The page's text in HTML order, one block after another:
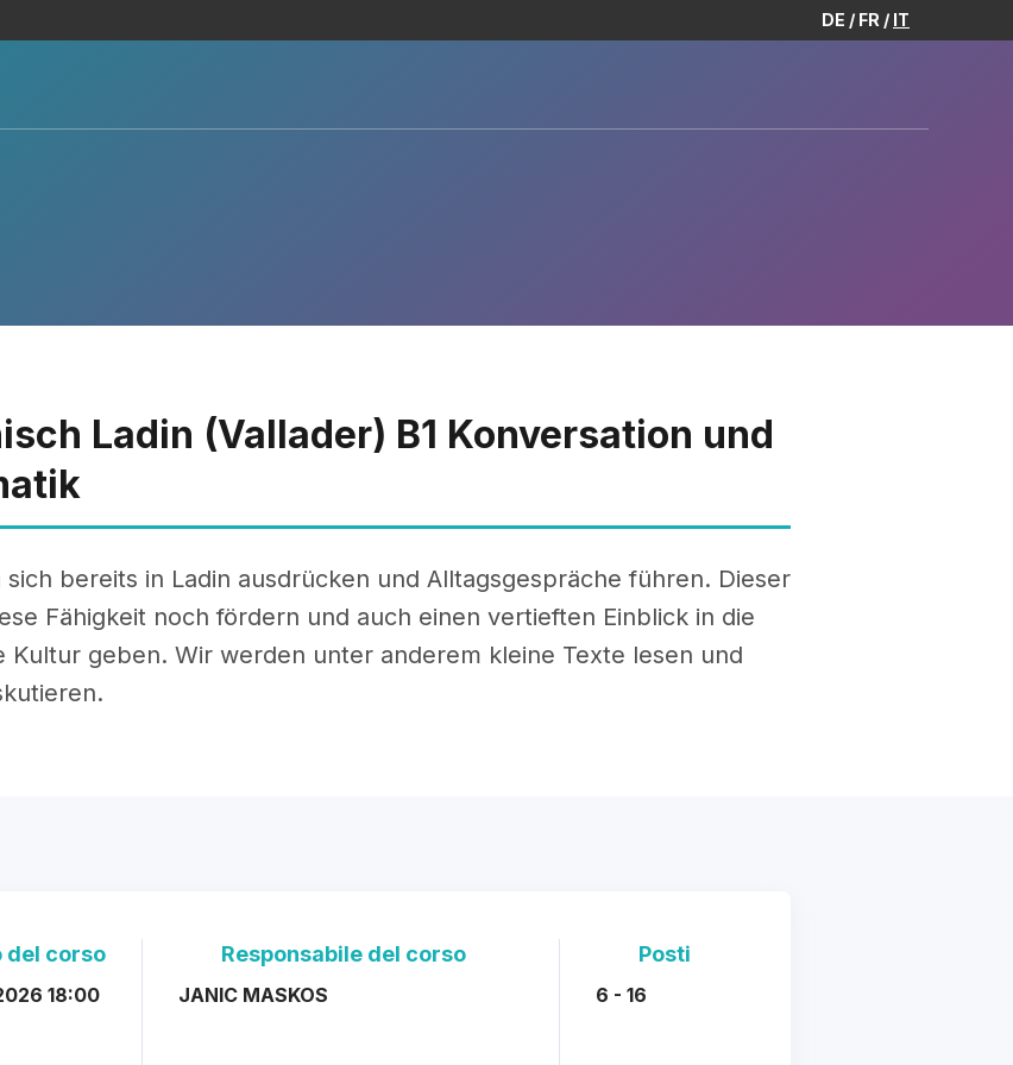
DE FR IT
Ladin (Vallader) B1 Konversation und
sich bereits in Ladin ausdrücken und Alltagsgespräche führen. Dieser
Fähigkeit noch fördern und auch einen vertieften Einblick in die
Kultur geben. Wir werden unter anderem kleine Texte lesen und
del corso
18:00
Responsabile del corso
JANIC MASKOS
Posti
6 - 16